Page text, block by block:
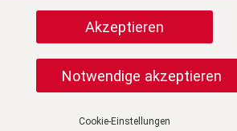
Cookie-Einstellungen